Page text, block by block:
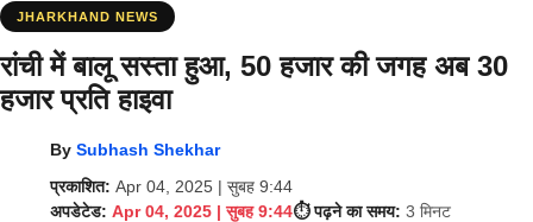
JHARKHAND NEWS
रांची में बालू सस्ता हुआ, 50 हजार की जगह अब 30
हजार प्रति हाइवा
By Subhash Shekhar
प्रकाशित: Apr 04, 2025 | सुबह 9:44
अपडेटेड: Apr 04, 2025 | सुबह 9:44⏱️ पढ़ने का समय: 3 मिनट